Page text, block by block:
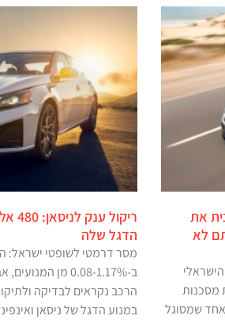
את
לא
מסכנות
שמסוגל
הדגל שלה
מסר דרמטי לשופטי ישראל:
ב-0.08-1.17% מן
הרכב נקראים לבדיקה
במנוע הדגל של ניסאן